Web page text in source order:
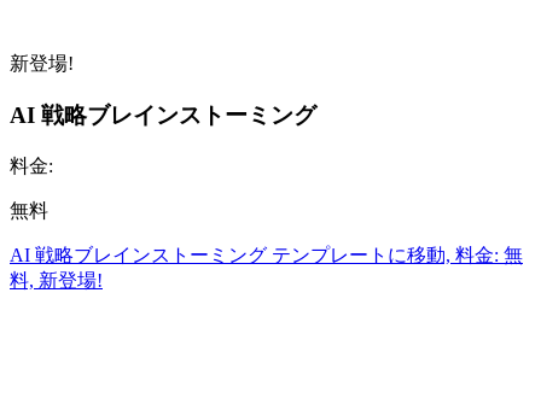
新登場!
AI 戦略ブレインストーミング
料金:
無料
AI 戦略ブレインストーミング テンプレートに移動, 料金: 無
料, 新登場!